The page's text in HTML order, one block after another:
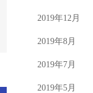
2019年12月
2019年8月
2019年7月
2019年5月